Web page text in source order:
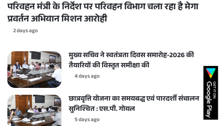
परिवहन मंत्री के निर्देश पर परिवहन विभाग चला रहा है मेगा
प्रवर्तन अभियान मिशन आरोही
2 days ago
मुख्य सचिव ने स्वतंत्रता दिवस समारोह-2026 की
तैयारियों की विस्तृत समीक्षा की
4 days ago
छात्रवृत्ति योजना का समयबद्ध एवं पारदर्शी संचालन करें
सुनिश्चित : एस.पी. गोयल
5 days ago